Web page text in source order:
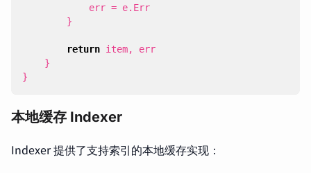
err = e. Err
}
return item,
err
}
}
本地缓存 Indexer
Indexer 提供了支持索引的本地缓存实现：